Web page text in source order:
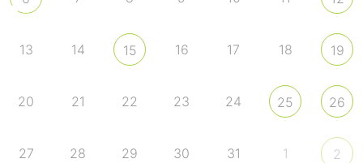
13 14 15 16 17 18 19
20 21 22 23 24 25 26
27 28 29 30 31 1 2